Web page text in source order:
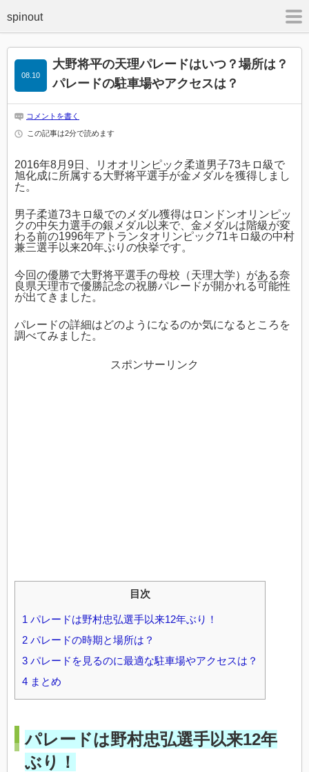
大野将平の天理パレードはいつ？場所は？
パレードの駐車場やアクセスは？
08.10
コメントを書く
この記事は2分で読めます
2016年8月9日、リオオリンピック柔道男子73キロ級で
旭化成に所属する大野将平選手が金メダルを獲得しまし
た。
男子柔道73キロ級でのメダル獲得はロンドンオリンピッ
クの中矢力選手の銀メダル以来で、金メダルは階級が変
わる前の1996年アトランタオリンピック71キロ級の中村
兼三選手以来20年ぶりの快挙です。
今回の優勝で大野将平選手の母校（天理大学）がある奈
良県天理市で優勝記念の祝勝パレードが開かれる可能性
が出てきました。
パレードの詳細はどのようになるのか気になるところを
調べてみました。
スポンサーリンク
目次
1 パレードは野村忠弘選手以来12年ぶり！
2 パレードの時期と場所は？
3 パレードを見るのに最適な駐車場やアクセスは？
4 まとめ
パレードは野村忠弘選手以来12年
ぶり！